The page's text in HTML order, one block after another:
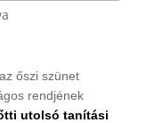
őszi szünet
rendjének
utolsó tanítási